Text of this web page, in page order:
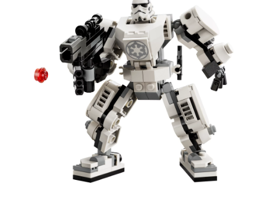
Устройте эпические битвы с Бэтменом и
конструктором LEGO 76270!
Размер модели в собранном виде в высоту составляет
12 см.